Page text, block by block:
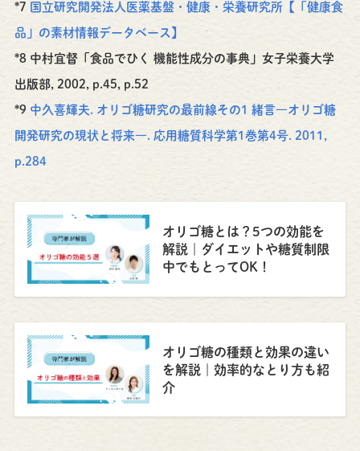
*7 国立研究開発法人医薬基盤・健康・栄養研究所【「健康食
品」の素材情報データベース】
*8 中村宜督「食品でひく 機能性成分の事典」女子栄養大学
出版部, 2002, p.45, p.52
*9 中久喜輝夫. オリゴ糖研究の最前線その1 緒言―オリゴ糖
開発研究の現状と将来―. 応用糖質科学第1巻第4号. 2011,
p.284
オリゴ糖とは？5つの効能を
解説｜ダイエットや糖質制限
中でもとってOK！
オリゴ糖の種類と効果の違い
を解説｜効率的なとり方も紹
介